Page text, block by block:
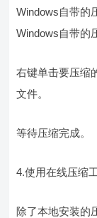
Windows自带的
Windows自带的
右键单击要压缩
文件。
等待压缩完成。
4.使用在线压缩
除了本地安装的